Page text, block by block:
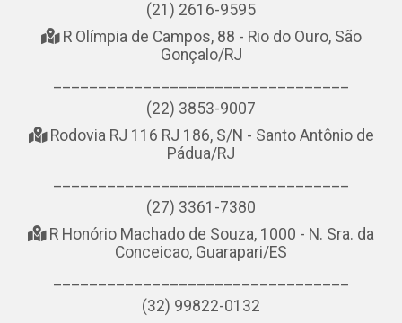
(21) 2616-9595
R Olímpia de Campos, 88 - Rio do Ouro, São
Gonçalo/RJ
(22) 3853-9007
Rodovia RJ 116 RJ 186, S/N - Santo Antônio de
Pádua/RJ
(27) 3361-7380
R Honório Machado de Souza, 1000 - N. Sra. da
Conceicao, Guarapari/ES
(32) 99822-0132